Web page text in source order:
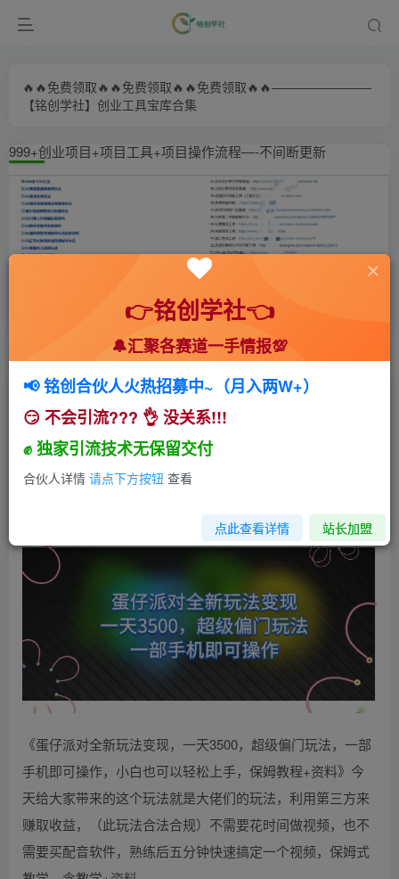
🔥🔥免费领取🔥🔥免费领取🔥🔥免费领取🔥🔥————————
【铭创学社】创业工具宝库合集
999+创业项目+项目工具+项目操作流程—-不间断更新
首页 🍻会员专享 🆓网创项目 正文
蛋仔派对全新玩法变现，一天3500，超级偏门玩
法，一部手机即可操作
小助手
153 14
《蛋仔派对全新玩法变现，一天3500，超级偏门玩法，一部
手机即可操作，小白也可以轻松上手，保姆教程+资料》今
天给大家带来的这个玩法就是大佬们的玩法，利用第三方来
赚取收益，（此玩法合法合规）不需要花时间做视频，也不
需要买配音软件，熟练后五分钟快速搞定一个视频，保姆式
👉铭创学社👈
🔔汇聚各赛道一手情报💯
📢 铭创合伙人火热招募中~（月入两W+）
😏 不会引流??? 👌 没关系!!!
✊ 独家引流技术无保留交付
合伙人详情 请点下方按钮 查看
点此查看详情 站长加盟